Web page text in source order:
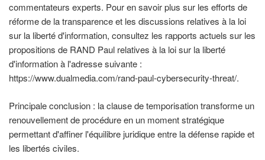
commentateurs experts. Pour en savoir plus sur les efforts de
réforme de la transparence et les discussions relatives à la loi
sur la liberté d'information, consultez les rapports actuels sur les
propositions de RAND Paul relatives à la loi sur la liberté
d'information à l'adresse suivante :
https://www.dualmedia.com/rand-paul-cybersecurity-threat/.
Principale conclusion : la clause de temporisation transforme un
renouvellement de procédure en un moment stratégique
permettant d'affiner l'équilibre juridique entre la défense rapide et
les libertés civiles.